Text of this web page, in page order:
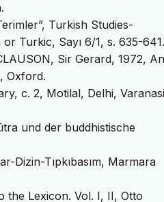
Turkish Studies-
Turkic, Sayı 6/1, s. 635-641.
Sir Gerard, 1972, An
Oxford.
c. 2, Motilal, Delhi,
und der buddhistische
Dizin-Tıpkıbasım, Marmara
the Lexicon. Vol. I, II, Otto